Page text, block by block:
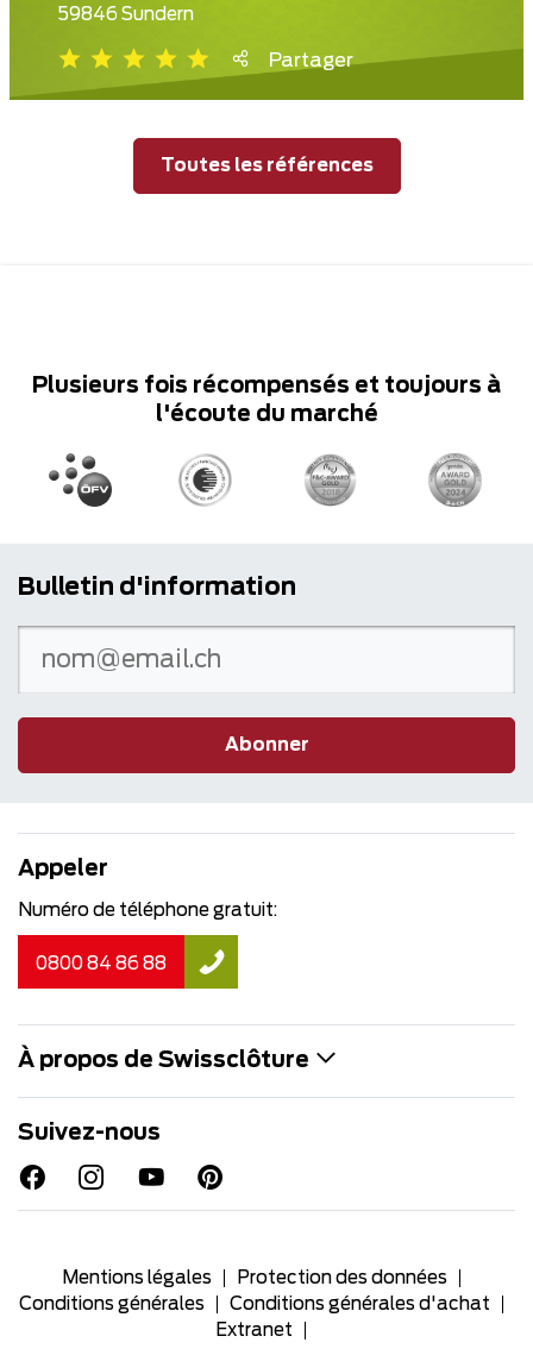
59846 Sundern
Partager
Toutes les références
Plusieurs fois récompensés et toujours à
l'écoute du marché
Bulletin d'information
Abonner
Appeler
Numéro de téléphone gratuit:
0800 84 86 88
À propos de Swissclôture
Suivez-nous
Mentions légales
Protection des données
Conditions générales
Conditions générales d'achat
Extranet